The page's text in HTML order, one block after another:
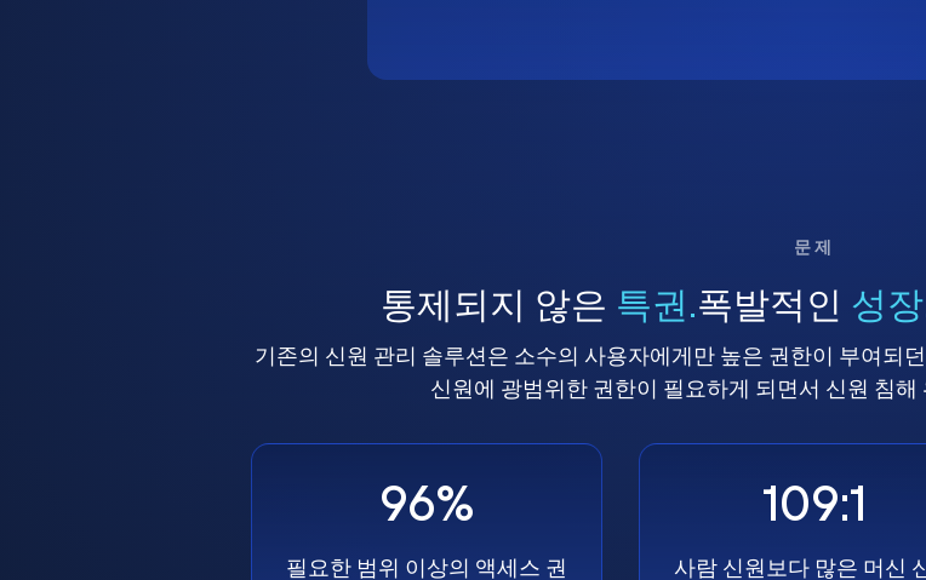
문제
통제되지 않은 특권.폭발적인 성
기존의 신원 관리 솔루션은 소수의 사용자에게만 높은 권한이 부여되
신원에 광범위한 권한이 필요하게 되면서 신원 침
96%
필요한 범위 이상의 액세스 권
109:1
사람 신원보다 많은 머신